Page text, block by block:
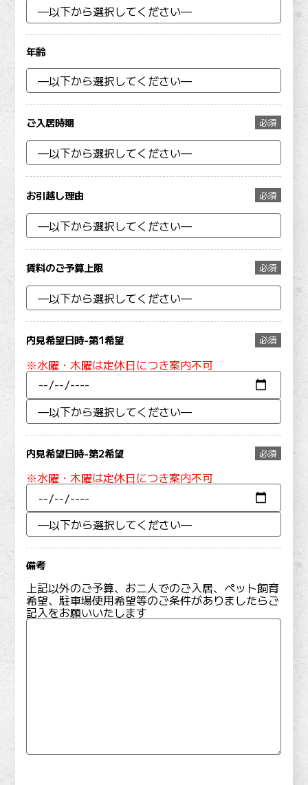
年齢
ご入居時期 必須
お引越し理由 必須
賃料のご予算上限 必須
内見希望日時-第1希望 必須
※水曜・木曜は定休日につき案内不可
内見希望日時-第2希望 必須
※水曜・木曜は定休日につき案内不可
備考
上記以外のご予算、お二人でのご入居、ペット飼育
希望、駐車場使用希望等のご条件がありましたらご
記入をお願いいたします